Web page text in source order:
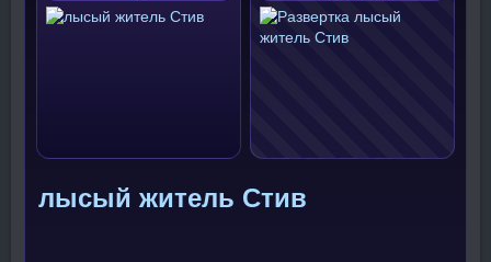
лысый житель Стив